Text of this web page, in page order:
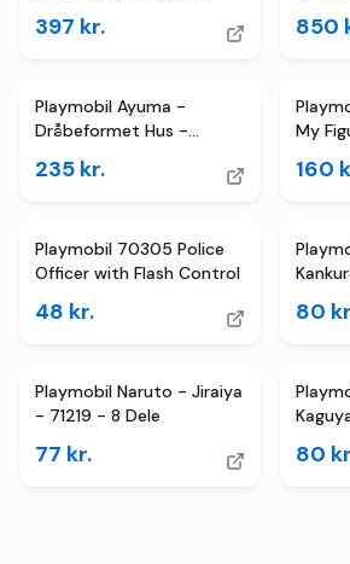
397 kr. 850
Playmobil Ayuma -
Dråbeformet Hus -
235 kr.
My
160
Playmobil 70305 Police
Officer with Flash Control
48 kr. 80
Playmobil Naruto - Jiraiya
- 71219 - 8 Dele
77 kr. 80